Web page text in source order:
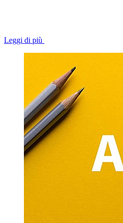
Leggi di più